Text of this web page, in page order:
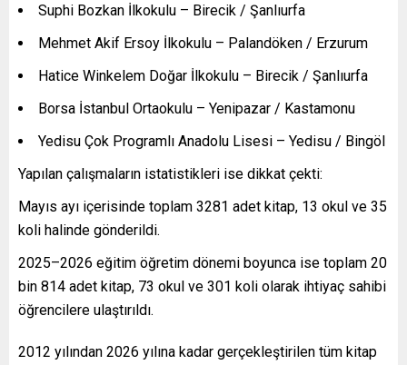
Suphi Bozkan İlkokulu – Birecik / Şanlıurfa
Mehmet Akif Ersoy İlkokulu – Palandöken / Erzurum
Hatice Winkelem Doğar İlkokulu – Birecik / Şanlıurfa
Borsa İstanbul Ortaokulu – Yenipazar / Kastamonu
Yedisu Çok Programlı Anadolu Lisesi – Yedisu / Bingöl
Yapılan çalışmaların istatistikleri ise dikkat çekti:
Mayıs ayı içerisinde toplam 3281 adet kitap, 13 okul ve 35
koli halinde gönderildi.
2025–2026 eğitim öğretim dönemi boyunca ise toplam 20
bin 814 adet kitap, 73 okul ve 301 koli olarak ihtiyaç sahibi
öğrencilere ulaştırıldı.
2012 yılından 2026 yılına kadar gerçekleştirilen tüm kitap